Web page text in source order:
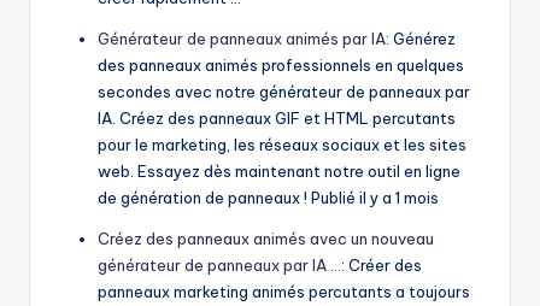
Générateur de panneaux animés par IA: Générez
des panneaux animés professionnels en quelques
secondes avec notre générateur de panneaux par
IA. Créez des panneaux GIF et HTML percutants
pour le marketing, les réseaux sociaux et les sites
web. Essayez dès maintenant notre outil en ligne
de génération de panneaux ! Publié il y a 1 mois
Créez des panneaux animés avec un nouveau
générateur de panneaux par IA … : Créer des
panneaux marketing animés percutants a toujours